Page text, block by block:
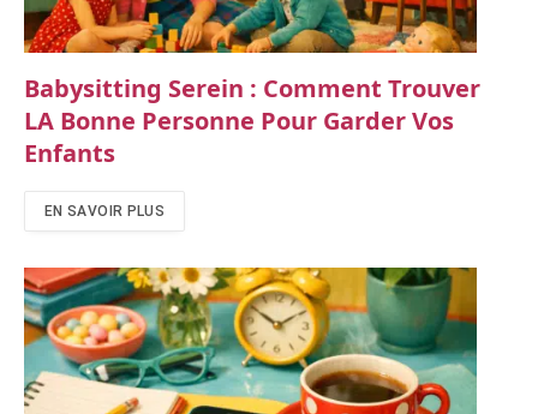
Babysitting Serein : Comment Trouver
LA Bonne Personne Pour Garder Vos
Enfants
EN SAVOIR PLUS